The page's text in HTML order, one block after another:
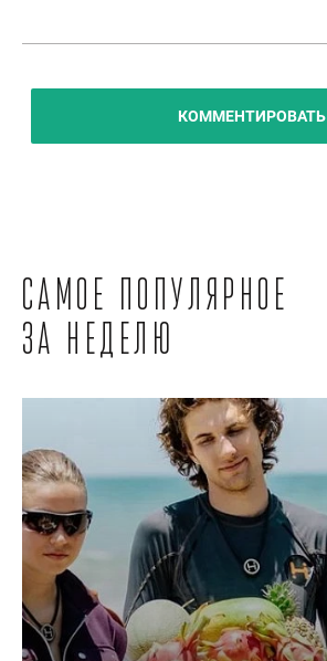
КОММЕНТИРОВАТЬ
Самое популярное
за неделю